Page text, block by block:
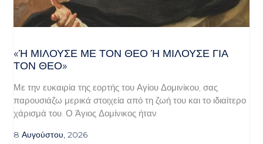
«Ή ΜΙΛΟΎΣΕ ΜΕ ΤΟΝ ΘΕΌ Ή ΜΙΛΟΎΣΕ ΓΙΑ ΤΟ
Ν ΘΕΌ»
Με την ευκαιρία της εορτής του Αγίου Δομινίκου, σας
παρουσιάζω μερικά στοιχεία από τη ζωή του και το ιδιαίτερο
χάρισμά του. Ο Άγιος Δομίνικος ήταν
8 Αυγούστου, 2026